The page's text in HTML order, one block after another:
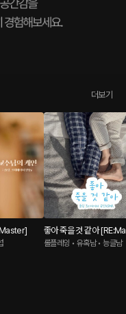
더보기
좋아 죽을 것 같아
롤플레잉 • 유혹남 • 능글남